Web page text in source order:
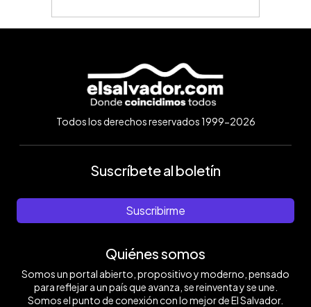
Todos los derechos reservados 1999-2026
Suscríbete al boletín
Suscribirme
Quiénes somos
Somos un portal abierto, propositivo y moderno, pensado
para reflejar a un país que avanza, se reinventa y se une.
Somos el punto de conexión con lo mejor de El Salvador.